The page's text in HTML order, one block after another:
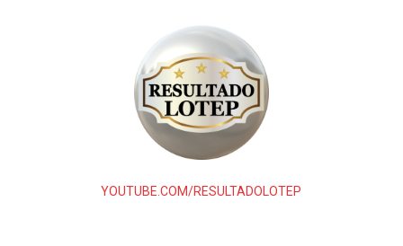
YOUTUBE.COM/RESULTADOLOTEP